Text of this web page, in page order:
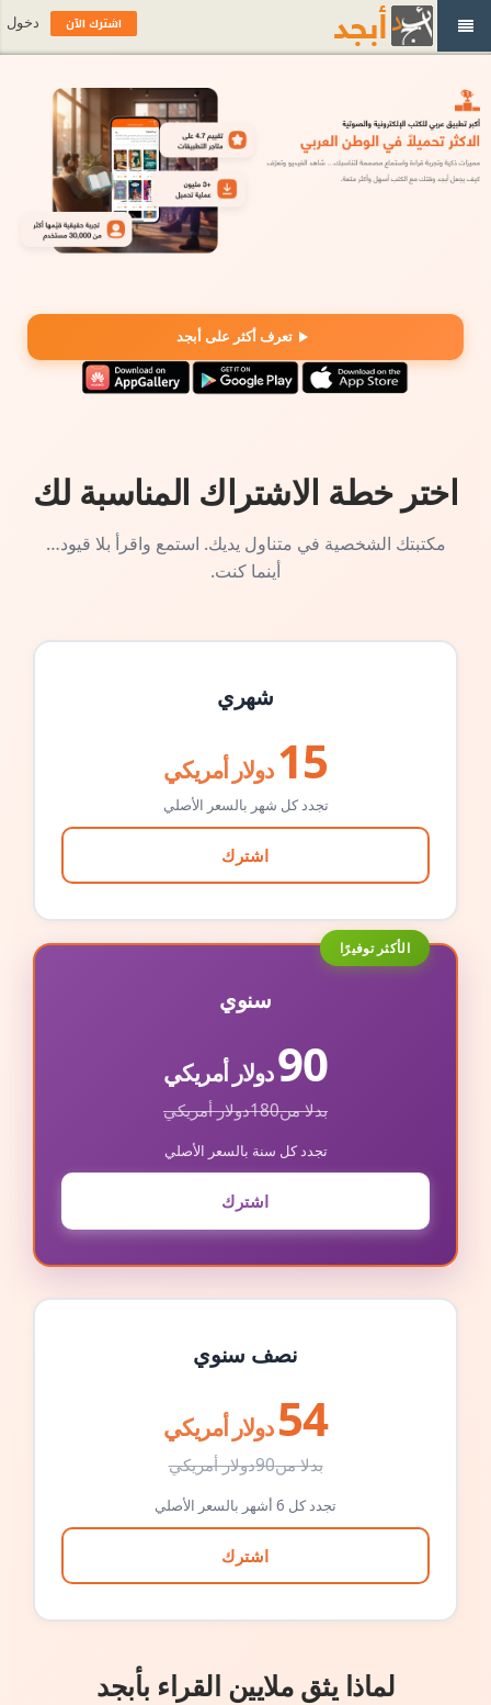
تعرف أكثر على أبجد
اختر خطة الاشتراك المناسبة لك
مكتبتك الشخصية في متناول يديك. استمع واقرأ بلا قيود…
أينما كنت.
شهري
15 دولار أمريكي
تجدد كل شهر بالسعر الأصلي
اشترك
الأكثر توفيرًا
سنوي
90دولار أمريكي
بدلا من180دولار أمريكي
تجدد كل سنة بالسعر الأصلي
اشترك
نصف سنوي
54 دولار أمريكي
بدلا من90دولار أمريكي
تجدد كل 6 أشهر بالسعر الأصلي
اشترك
لماذا يثق ملايين القراء بأبجد
اشترك الآن دخول